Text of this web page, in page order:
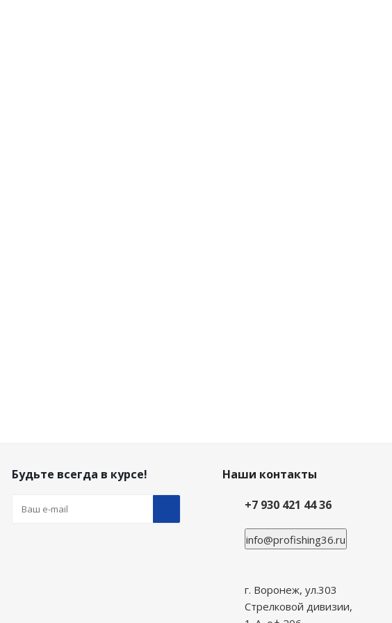
Будьте всегда в курсе!
Наши контакты
+7 930 421 44 36
info@profishing36.ru
г. Воронеж, ул.303
Стрелковой дивизии,